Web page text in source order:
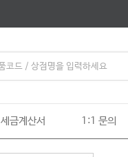
세금계산서 1:1 문의